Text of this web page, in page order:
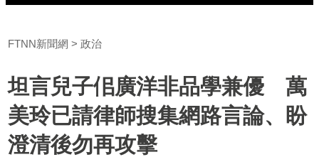
FTNN新聞網 政治
坦言兒子佀廣洋非品學兼優 萬
美玲已請律師搜集網路言論、盼
澄清後勿再攻擊